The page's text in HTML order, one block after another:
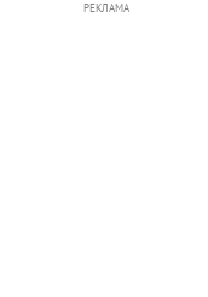
РЕКЛАМА